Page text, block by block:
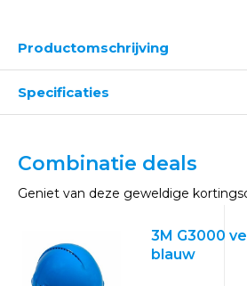
Productomschrijving
Specificaties
Combinatie deals
Geniet van deze geweldige
3M G3000
blauw